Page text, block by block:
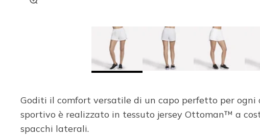
Goditi il comfort versatile di un capo perfetto per ogni
sportivo è realizzato in tessuto jersey Ottoman™ a
spacchi laterali.